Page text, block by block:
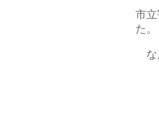
市
た。
な